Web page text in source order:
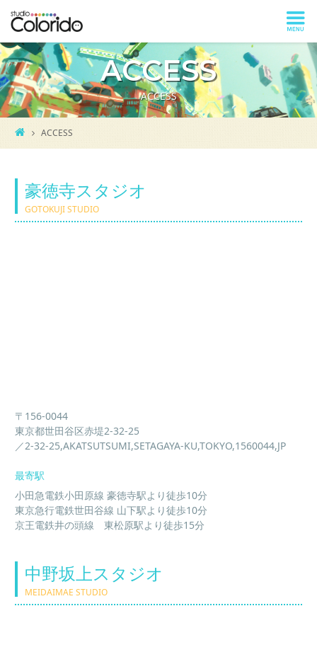
ACCESS
ACCESS
ACCESS
豪徳寺スタジオ
GOTOKUJI STUDIO
〒156-0044
東京都世田谷区赤堤2-32-25
／2-32-25,AKATSUTSUMI,SETAGAYA-KU,TOKYO,1560044,JP
最寄駅
小田急電鉄小田原線 豪徳寺駅より徒歩10分
東京急行電鉄世田谷線 山下駅より徒歩10分
京王電鉄井の頭線 東松原駅より徒歩15分
中野坂上スタジオ
MEIDAIMAE STUDIO